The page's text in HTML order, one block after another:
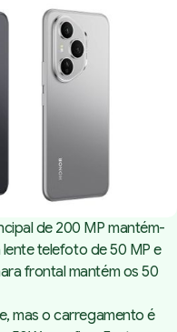
de 200 MP mantém-
lente telefoto de 50 MP e
frontal mantém os 50
mas o carregamento é